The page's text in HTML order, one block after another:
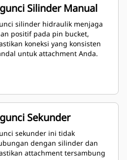
Silinder Manual
silinder hidraulik menjaga
positif pada pin bucket,
koneksi yang konsisten
untuk attachment Anda.
Sekunder
sekunder ini tidak
dengan silinder dan
attachment tersambung